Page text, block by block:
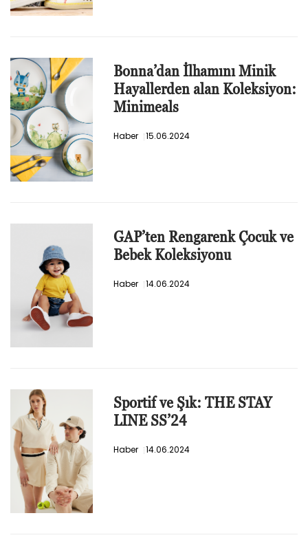
Bonna’dan İlhamını Minik
Hayallerden alan Koleksiyon:
Minimeals
Haber 15.06.2024
GAP’ten Rengarenk Çocuk ve
Bebek Koleksiyonu
Haber 14.06.2024
Sportif ve Şık: THE STAY
LINE SS’24
Haber 14.06.2024